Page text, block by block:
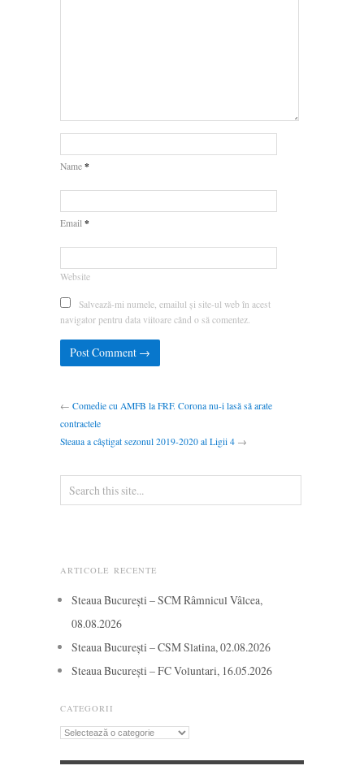
Name *
Email *
Website
Salvează-mi numele, emailul și site-ul web în acest
navigator pentru data viitoare când o să comentez.
← Comedie cu AMFB la FRF. Corona nu-i lasă să arate
contractele
Steaua a câștigat sezonul 2019-2020 al Ligii 4 →
ARTICOLE RECENTE
Steaua București – SCM Râmnicul Vâlcea,
08.08.2026
Steaua București – CSM Slatina, 02.08.2026
Steaua București – FC Voluntari, 16.05.2026
CATEGORII
Categorii